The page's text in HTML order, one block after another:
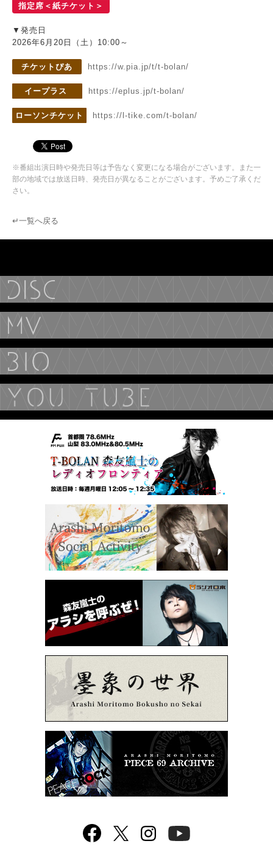
指定席＜紙チケット＞
▼発売日
2026年6月20日（土）10:00～
チケットぴあ https://w.pia.jp/t/t-bolan/
イープラス https://eplus.jp/t-bolan/
ローソンチケット https://l-tike.com/t-bolan/
※番組出演日時や発売日等は予告なく変更になる場合がございます。また一
部の地域では放送日時、発売日が異なることがございます。予めご了承くだ
さい。
↵一覧へ戻る
Facebook twitter Instagram